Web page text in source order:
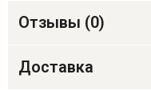
Отзывы (0)
Доставка